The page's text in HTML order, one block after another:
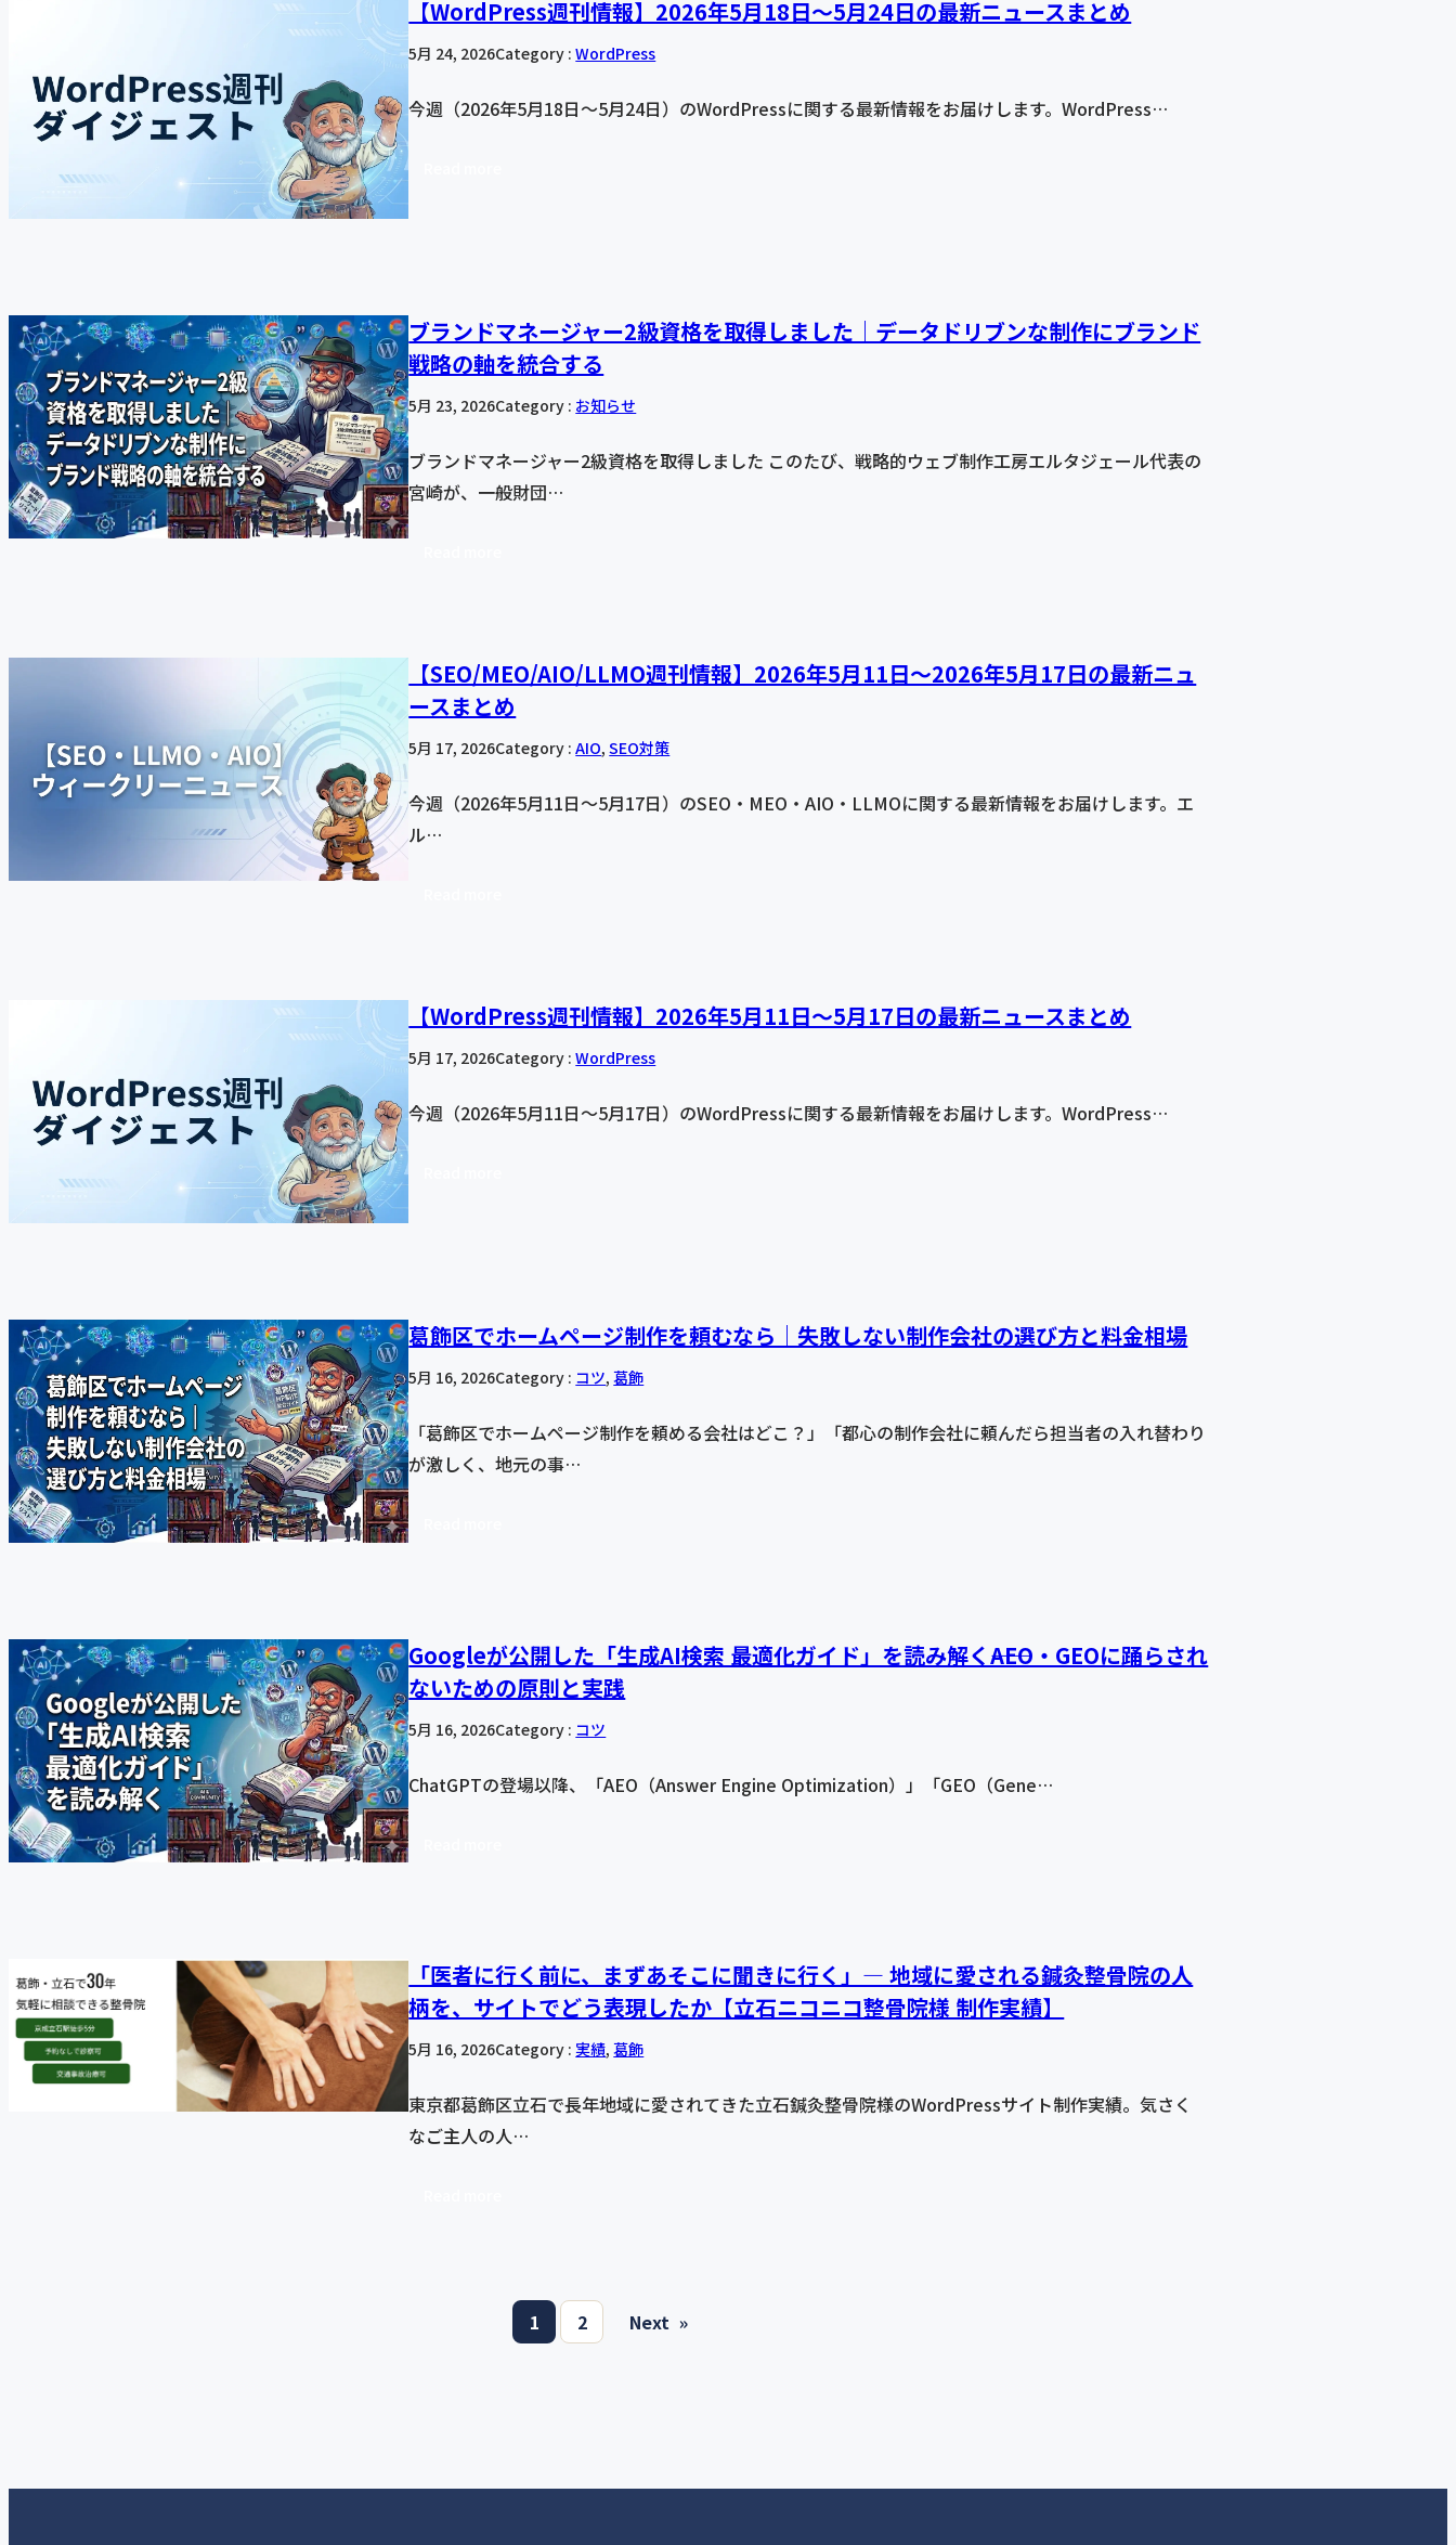
【WordPress週刊情報】2026年5月18日〜5月24日の最新ニュースまとめ
5月 24, 2026Category :WordPress
今週（2026年5月18日〜5月24日）のWordPressに関する最新情報をお届けします。WordPress…
ブランドマネージャー2級資格を取得しました｜データドリブンな制作にブランド
戦略の軸を統合する
5月 23, 2026Category : お知らせ
ブランドマネージャー2級資格を取得しました このたび、戦略的ウェブ制作工房エルタジェール代表の
宮崎が、一般財団…
【SEO/MEO/AIO/LLMO週刊情報】2026年5月11日〜2026年5月17日の最新ニュ
ースまとめ
5月 17, 2026Category :AIO, SEO対策
今週（2026年5月11日〜5月17日）のSEO・MEO・AIO・LLMOに関する最新情報をお届けします。エ
ル…
【WordPress週刊情報】2026年5月11日〜5月17日の最新ニュースまとめ
5月 17, 2026Category :WordPress
今週（2026年5月11日〜5月17日）のWordPressに関する最新情報をお届けします。WordPress…
葛飾区でホームページ制作を頼むなら｜失敗しない制作会社の選び方と料金相場
5月 16, 2026Category : コツ, 葛飾
「葛飾区でホームページ制作を頼める会社はどこ？」「都心の制作会社に頼んだら担当者の入れ替わり
が激しく、地元の事…
Googleが公開した「生成AI検索 最適化ガイド」を読み解く――AEO・GEOに踊らされ
ないための原則と実践
5月 16, 2026Category : コツ
ChatGPTの登場以降、「AEO（Answer Engine Optimization）」「GEO（Gene…
「医者に行く前に、まずあそこに聞きに行く」― 地域に愛される鍼灸整骨院の人
柄を、サイトでどう表現したか【立石ニコニコ整骨院様 制作実績】
5月 16, 2026Category :実績, 葛飾
東京都葛飾区立石で長年地域に愛されてきた立石鍼灸整骨院様のWordPressサイト制作実績。気さく
なご主人の人…
1 2 Next »